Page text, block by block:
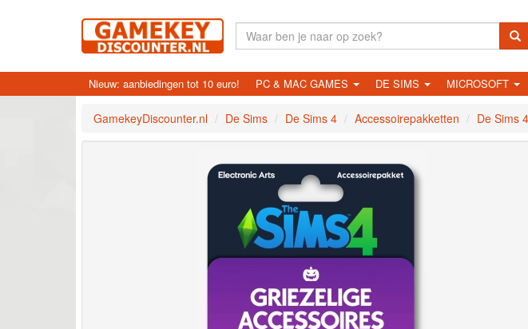
Nieuw: aanbiedingen tot 10 euro! PC & MAC GAMES DE SIMS MICROSOFT
GamekeyDiscounter.nl De Sims De Sims 4 Accessoirepakketten De Sims